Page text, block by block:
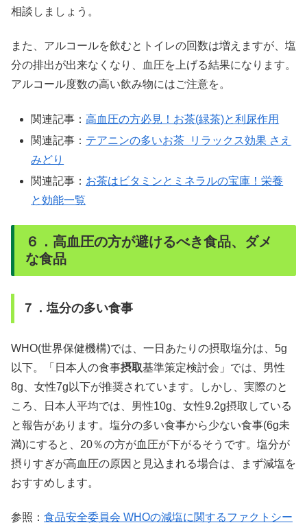
相談しましょう。
また、アルコールを飲むとトイレの回数は増えますが、塩
分の排出が出来なくなり、血圧を上げる結果になります。
アルコール度数の高い飲み物にはご注意を。
関連記事：高血圧の方必見！お茶(緑茶)と利尿作用
関連記事： テアニンの多いお茶 リラックス効果 さえ
みどり
関連記事： お茶はビタミンとミネラルの宝庫！栄養
と効能一覧
６．高血圧の方が避けるべき食品、ダメ
な食品
７．塩分の多い食事
WHO(世界保健機構)では、一日あたりの摂取塩分は、5g
以下。「 日本人の食事摂取基準策定検討会 」では、男性
8g、女性7g以下が推奨されています。しかし、実際のと
ころ、日本人平均では、男性10g、女性9.2g摂取している
と報告があります。塩分の多い食事から少ない食事(6g未
満)にすると、20％の方が血圧が下がるそうです。塩分が
摂りすぎが高血圧の原因と見込まれる場合は、まず減塩を
おすすめします。
参照： 食品安全委員会 WHOの減塩に関するファクトシー